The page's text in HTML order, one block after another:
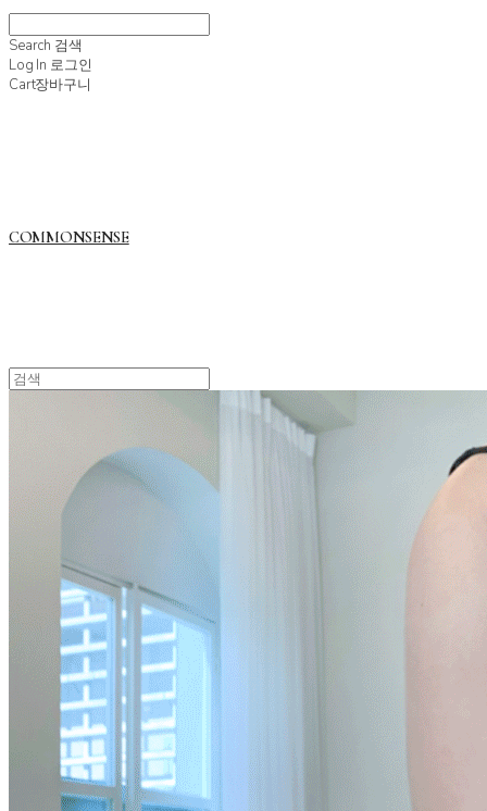
Search 검색
Log In 로그인
Cart장바구니
COMMONSENSE